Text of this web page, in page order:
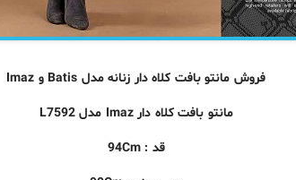
فروش مانتو بافت کلاه دار زنانه مدل Batis و Imaz
مانتو بافت کلاه دار Imaz مدل L7592
قد : 94Cm